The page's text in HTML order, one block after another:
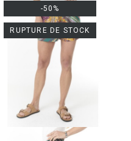
-50%
RUPTURE DE STOCK